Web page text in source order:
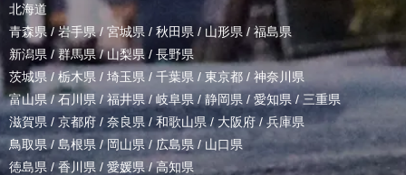
北海道
青森県 /岩手県/ 宮城県 / 秋田県 / 山形県 / 福島県
新潟県 /群馬県/山梨県 / 長野県
茨城県 / 栃木県 / 埼玉県 / 千葉県 / 東京都 / 神奈川県
富山県 /石川県 / 福井県/岐阜県 / 静岡県 / 愛知県 / 三重県
滋賀県 / 京都府 / 奈良県 / 和歌山県 / 大阪府 /兵庫県
鳥取県 / 島根県 /岡山県/ 広島県 / 山口県
徳島県 /香川県 / 愛媛県/高知県